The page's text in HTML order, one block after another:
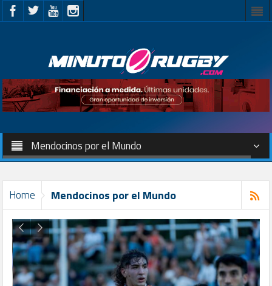
Mendocinos por el Mundo
Home Mendocinos por el Mundo